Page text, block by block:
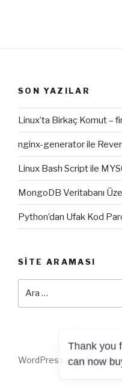
SON YAZILAR
Linux’ta Birkaç Komut –
nginx-generator ile
Linux Bash Script ile
MongoDB Veritabanı
Python’dan Ufak Kod
SITE ARAMASI
WordPress gururla sunar